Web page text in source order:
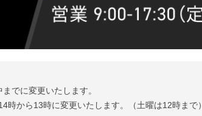
でに変更いたします。
から13時に変更いたします。（土曜は12時まで）